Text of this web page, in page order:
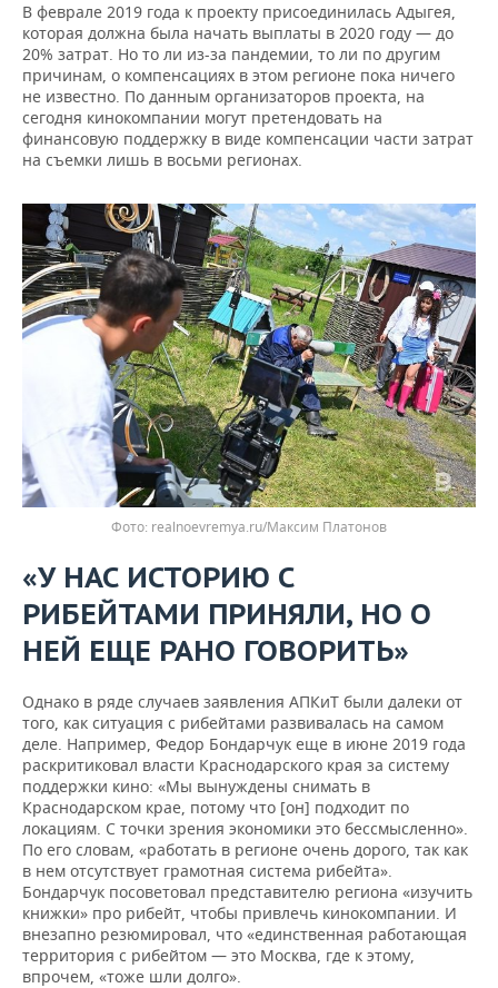
В феврале 2019 года к проекту присоединилась Адыгея,
которая должна была начать выплаты в 2020 году — до
20% затрат. Но то ли из-за пандемии, то ли по другим
причинам, о компенсациях в этом регионе пока ничего
не известно. По данным организаторов проекта, на
сегодня кинокомпании могут претендовать на
финансовую поддержку в виде компенсации части затрат
на съемки лишь в восьми регионах.
realnoevremya.ru/Максим Платонов
«У НАС ИСТОРИЮ С
РИБЕЙТАМИ ПРИНЯЛИ, НО О
НЕЙ ЕЩЕ РАНО ГОВОРИТЬ»
Однако в ряде случаев заявления АПКиТ были далеки от
того, как ситуация с рибейтами развивалась на самом
деле. Например, Федор Бондарчук еще в июне 2019 года
раскритиковал власти Краснодарского края за систему
поддержки кино: «Мы вынуждены снимать в
Краснодарском крае, потому что [он] подходит по
локациям. С точки зрения экономики это бессмысленно».
По его словам, «работать в регионе очень дорого, так как
в нем отсутствует грамотная система рибейта».
Бондарчук посоветовал представителю региона «изучить
книжки» про рибейт, чтобы привлечь кинокомпании. И
внезапно резюмировал, что «единственная работающая
территория с рибейтом — это Москва, где к этому,
впрочем, «тоже шли долго».